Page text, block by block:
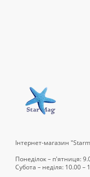
Інтернет-магазин
Понеділок – п'ятниця:
Субота – неділя: 10.00 –